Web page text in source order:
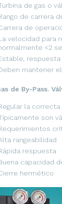
de gas o
de carrera
de
velocidad para
<2
mantener
de By-Pass.
la correcta
son
rangeabilidad
respuesta
capacidad
hermético